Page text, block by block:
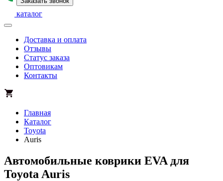
каталог
Доставка и оплата
Отзывы
Статус заказа
Оптовикам
Контакты
Главная
Каталог
Toyota
Auris
Автомобильные коврики EVA для
Toyota Auris